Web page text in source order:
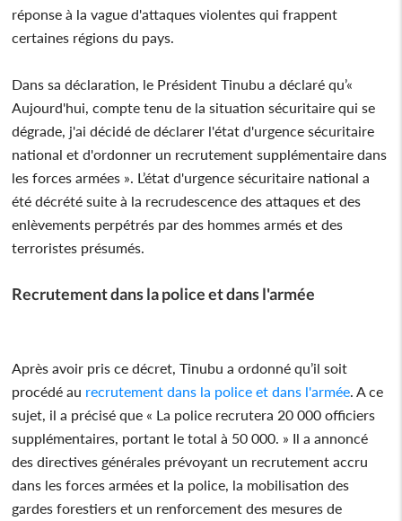
réponse à la vague d'attaques violentes qui frappent
certaines régions du pays.
Dans sa déclaration, le Président Tinubu a déclaré qu’«
Aujourd'hui, compte tenu de la situation sécuritaire qui se
dégrade, j'ai décidé de déclarer l'état d'urgence sécuritaire
national et d'ordonner un recrutement supplémentaire dans
les forces armées ». L’état d'urgence sécuritaire national a
été décrété suite à la recrudescence des attaques et des
enlèvements perpétrés par des hommes armés et des
terroristes présumés.
Recrutement dans la police et dans l'armée
Après avoir pris ce décret, Tinubu a ordonné qu’il soit
procédé au recrutement dans la police et dans l'armée . A ce
sujet, il a précisé que « La police recrutera 20 000 officiers
supplémentaires, portant le total à 50 000. » Il a annoncé
des directives générales prévoyant un recrutement accru
dans les forces armées et la police, la mobilisation des
gardes forestiers et un renforcement des mesures de